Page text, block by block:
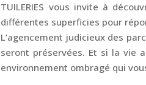
TUILERIES vous invite à
différentes superficies pour
L’agencement judicieux des
seront préservées. Et si la vie
environnement ombragé qui